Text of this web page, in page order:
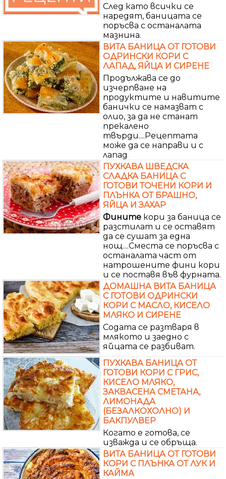
След като всички се
наредят, баницата се
поръсва с останалата
мазнина.
ВИТА БАНИЦА ОТ ГОТОВИ
ОДРИНСКИ КОРИ С
ЛАПАД, ЯЙЦА И СИРЕНЕ
Продължава се до
изчерпване на
продуктите и навитите
банички се намазват с
олио, за да не станат
прекалено
твърди....Рецептата
може да се направи и с
лапад
ПУХКАВА ШВЕДСКА
СЛАДКА БАНИЦА С
ГОТОВИ ТОЧЕНИ КОРИ И
ПЛЪНКА ОТ БРАШНО,
ЯЙЦА И ЗАХАР
Фините кори за баница се
разстилат и се оставят
да се сушат за една
нощ....Сместа се поръсва с
останалата част от
натрошените фини кори
и се поставя във фурната.
ДОМАШНА ВИТА БАНИЦА
С ГОТОВИ ОДРИНСКИ
КОРИ С МАСЛО, КИСЕЛО
МЛЯКО И СИРЕНЕ
Содата се разтваря в
млякото и заедно с
яйцата се разбиват.
ПУХКАВА БАНИЦА ОТ
ГОТОВИ КОРИ С ГРИС,
КИСЕЛО МЛЯКО,
ЗАКВАСЕНА СМЕТАНА,
ЛИМОНАДА
(БЕЗАЛКОХОЛНО) И
БАКПУЛВЕР
Когато е готова, се
изважда и се обръща.
ВИТА БАНИЦА ОТ ГОТОВИ
КОРИ С ПЛЪНКА ОТ ЛУК И
КАЙМА